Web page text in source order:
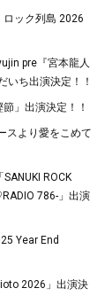
ロック列島 2026
pre『宮本龍人
いち出演決定！！
」出演決定！！
スより愛をこめて
ROCK
786-」出演
Year End
2026」出演決